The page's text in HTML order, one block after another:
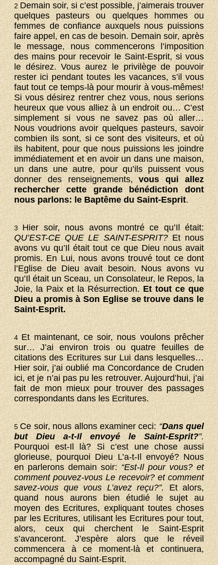
2Demain soir, si c’est possible, j’aimerais trouver
quelques pasteurs ou quelques hommes ou
femmes de confiance auxquels nous puissions
faire appel, en cas de besoin. Demain soir, après
le message, nous commencerons l’imposition
des mains pour recevoir le Saint-Esprit, si vous
le désirez. Vous aurez le privilège de pouvoir
rester ici pendant toutes les vacances, s’il vous
faut tout ce temps-là pour mourir à vous-mêmes!
Si vous désirez rentrer chez vous, nous serions
heureux que vous alliez à un endroit ou… C’est
simplement si vous ne savez pas où aller…
Nous voudrions avoir quelques pasteurs, savoir
combien ils sont, si ce sont des visiteurs, et où
ils habitent, pour que nous puissions les joindre
immédiatement et en avoir un dans une maison,
un dans une autre, pour qu’ils puissent vous
donner des renseignements,vous qui allez
rechercher cette grande bénédiction dont
nous parlons: le Baptême du Saint-Esprit.
3Hier soir, nous avons montré ce qu’Il était:
QU’EST-CE QUE LE SAINT-ESPRIT?Et nous
avons vu qu’Il était tout ce que Dieu nous avait
promis. En Lui, nous avons trouvé tout ce dont
l’Eglise de Dieu avait besoin. Nous avons vu
qu’Il était un Sceau, un Consolateur, le Repos, la
Joie, la Paix et la Résurrection.Et tout ce que
Dieu a promis à Son Eglise se trouve dans le
Saint-Esprit.
4Et maintenant, ce soir, nous voulons prêcher
sur… J’ai environ trois ou quatre feuilles de
citations des Ecritures sur Lui dans lesquelles…
Hier soir, j’ai oublié ma Concordance de Cruden
ici, et je n’ai pas pu les retrouver. Aujourd’hui, j’ai
fait de mon mieux pour trouver des passages
correspondants dans les Ecritures.
5Ce soir, nous allons examiner ceci:“Dans quel
but Dieu a-t-Il envoyé le Saint-Esprit?”.
Pourquoi est-Il là? Si c’est une chose aussi
glorieuse, pourquoi Dieu L’a-t-Il envoyé? Nous
en parlerons demain soir:“Est-Il pour vous? et
comment pouvez-vous Le recevoir? et comment
savez-vous que vous L’avez reçu?”.Et alors,
quand nous aurons bien étudié le sujet au
moyen des Ecritures, expliquant toutes choses
par les Ecritures, utilisant les Ecritures pour tout,
alors, ceux qui cherchent le Saint-Esprit
s’avanceront. J’espère alors que le réveil
commencera à ce moment-là et continuera,
accompagné du Saint-Esprit.